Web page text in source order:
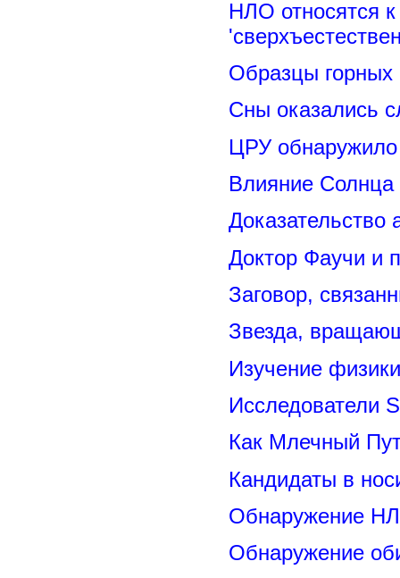
НЛО относятся к
Образцы горных
Сны оказались
ЦРУ обнаружило
Влияние
Доказательство
Доктор Фаучи и
Заговор,
Звезда,
Изучение
Исследователи
Как Млечный
Кандидаты в
Обнаружение
Обнаружение